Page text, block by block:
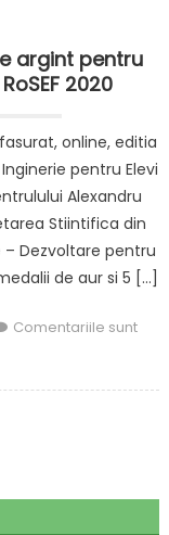
argint pentru
2020
online, editia
pentru Elevi
Alexandru
Stiintifica din
Dezvoltare pentru
de aur si 5 […]
Comentariile sunt